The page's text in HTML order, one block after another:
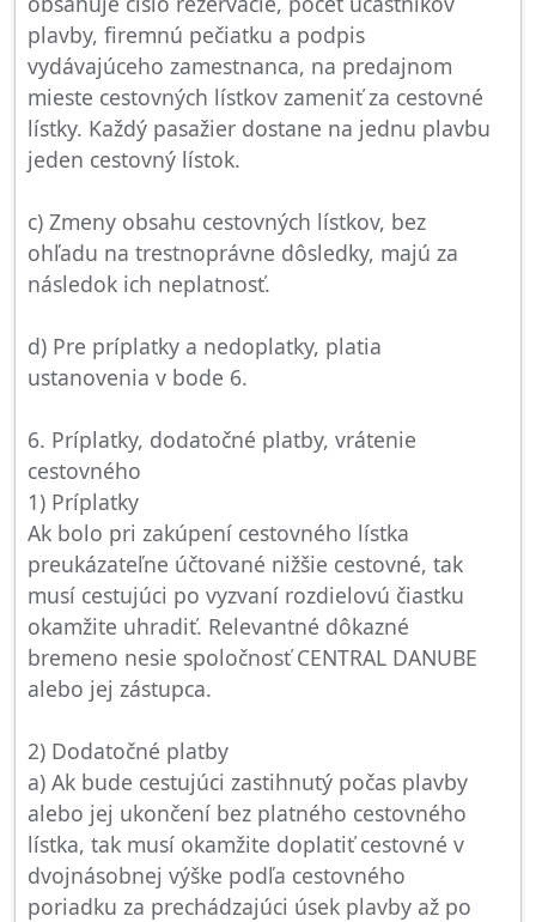
plavby, firemnú pečiatku a podpis
vydávajúceho zamestnanca, na predajnom
mieste cestovných lístkov zameniť za cestovné
lístky. Každý pasažier dostane na jednu plavbu
jeden cestovný lístok.
c) Zmeny obsahu cestovných lístkov, bez
ohľadu na trestnoprávne dôsledky, majú za
následok ich neplatnosť.
d) Pre príplatky a nedoplatky, platia
ustanovenia v bode 6.
6. Príplatky, dodatočné platby, vrátenie
cestovného
1) Príplatky
Ak bolo pri zakúpení cestovného lístka
preukázateľne účtované nižšie cestovné, tak
musí cestujúci po vyzvaní rozdielovú čiastku
okamžite uhradiť. Relevantné dôkazné
bremeno nesie spoločnosť CENTRAL DANUBE
alebo jej zástupca.
2) Dodatočné platby
a) Ak bude cestujúci zastihnutý počas plavby
alebo jej ukončení bez platného cestovného
lístka, tak musí okamžite doplatiť cestovné v
dvojnásobnej výške podľa cestovného
poriadku za prechádzajúci úsek plavby až po